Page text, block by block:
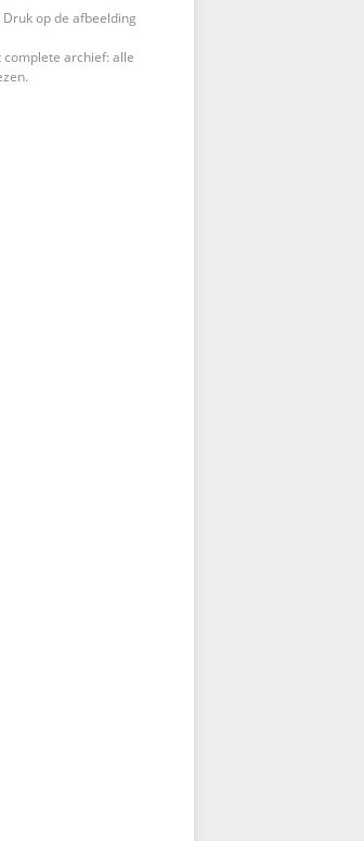
op de afbeelding
archief: alle